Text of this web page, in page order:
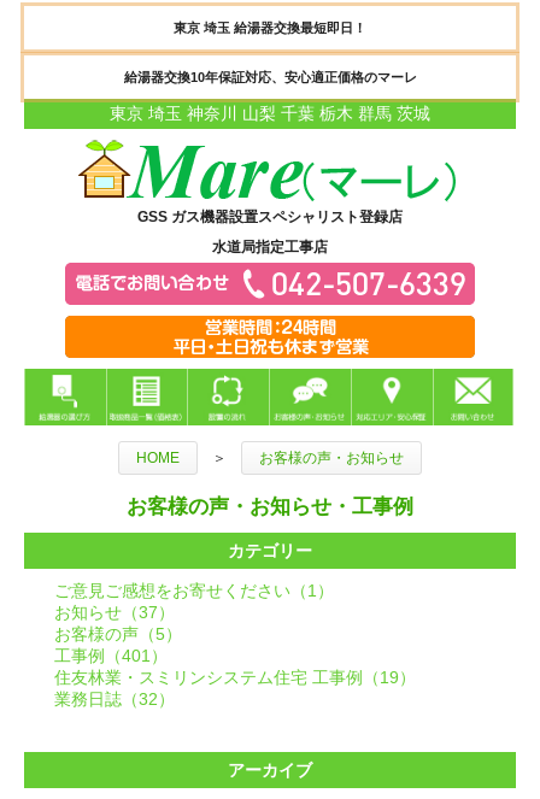
東京 埼玉 給湯器交換最短即日！
給湯器交換10年保証対応、安心適正価格のマーレ
東京 埼玉 神奈川 山梨 千葉 栃木 群馬 茨城
GSS ガス機器設置スペシャリスト登録店
水道局指定工事店
HOME ＞ お客様の声・お知らせ
お客様の声・お知らせ・工事例
カテゴリー
ご意見ご感想をお寄せください（1）
お知らせ（37）
お客様の声（5）
工事例（401）
住友林業・スミリンシステム住宅 工事例（19）
業務日誌（32）
アーカイブ